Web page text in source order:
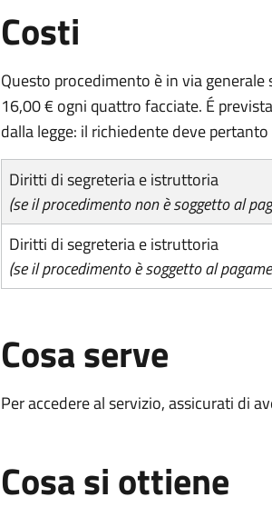
Costi
Questo procedimento è in via
16,00 € ogni quattro facciate. É
dalla legge: il richiedente deve
Diritti di segreteria e istruttoria
(se il procedimento non è soggetto al
Diritti di segreteria e istruttoria
(se il procedimento è soggetto al
Cosa serve
Per accedere al servizio, assicurati di
Cosa si ottiene